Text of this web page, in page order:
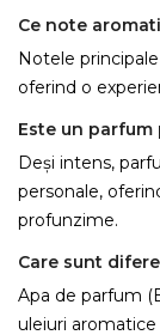
Ce note
Notele
oferind o
Este un parfum
Deși intens,
personale,
profunzime.
Care sunt
Apa de parfum
uleiuri aromatice